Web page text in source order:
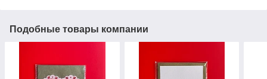
Подобные товары компании